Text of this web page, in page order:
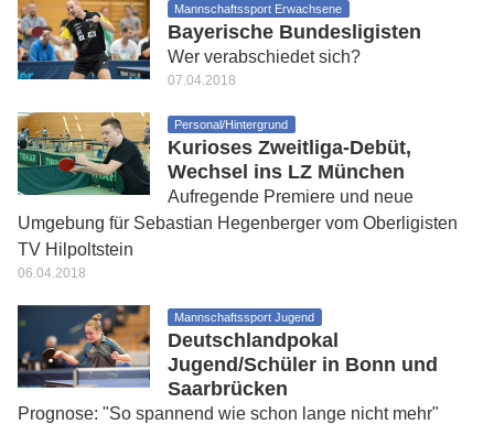
Mannschaftssport Erwachsene
Bayerische Bundesligisten
Wer verabschiedet sich?
07.04.2018
Personal/Hintergrund
Kurioses Zweitliga-Debüt,
Wechsel ins LZ München
Aufregende Premiere und neue
Umgebung für Sebastian Hegenberger vom Oberligisten
TV Hilpoltstein
06.04.2018
Mannschaftssport Jugend
Deutschlandpokal
Jugend/Schüler in Bonn und
Saarbrücken
Prognose: "So spannend wie schon lange nicht mehr"